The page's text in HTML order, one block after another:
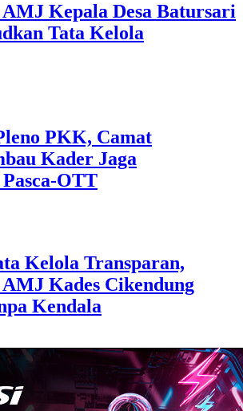
Kepala Desa Batursari
Tata Kelola
PKK, Camat
Kader Jaga
OTT
Kelola Transparan,
Kades Cikendung
Kendala